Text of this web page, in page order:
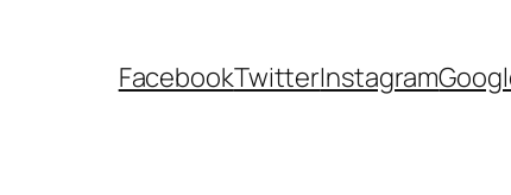
FacebookTwitterInstagram